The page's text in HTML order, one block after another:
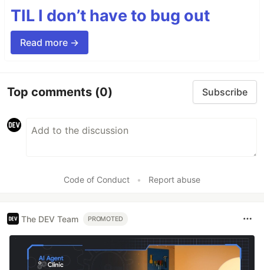
TIL I don’t have to bug out
Read more →
Top comments (0) Subscribe
Code of Conduct • Report abuse
The DEV Team PROMOTED